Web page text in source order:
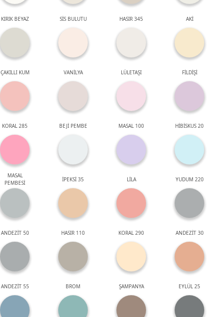
KIRIK BEYAZ SİS BULUTU HASIR 345 AKİ
ÇAKILLI KUM VANİLYA LÜLETAŞI FİLDİŞİ
KORAL 285 BEJİ PEMBE MASAL 100 HİBİSKUS 20
MASAL
PEMBESİ
İPEKSİ 35 LİLA YUDUM 220
ANDEZİT 50 HASIR 110 KORAL 290 ANDEZİT 30
ANDEZİT 55 BROM ŞAMPANYA EYLÜL 25